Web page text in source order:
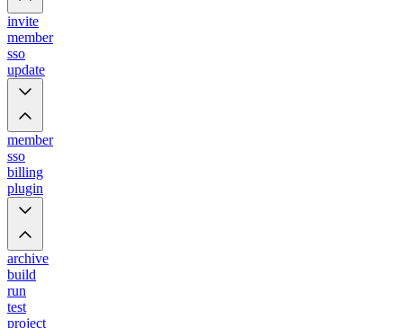
invite
member
sso
update
member
sso
billing
plugin
archive
build
run
test
project